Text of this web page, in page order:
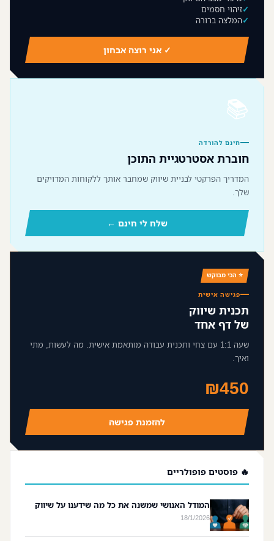
זיהוי חסמים
המלצה ברורה
✓ אני רוצה אבחון
📚
חינם להורדה
חוברת אסטרטגיית התוכן
המדריך הפרקטי לבניית שיווק שמחבר אותך ללקוחות המדויקים
שלך.
שלח לי חינם ←
⭐ הכי מבוקש
פגישה אישית
תכנית שיווק
של דף אחד
שעה 1:1 עם צחי ותכנית עבודה מותאמת אישית. מה לעשות, מתי
ואיך.
₪450
להזמנת פגישה
🔥 פוסטים פופולריים
המודל האנושי שמשנה את כל מה שידענו על שיווק
18/1/2026